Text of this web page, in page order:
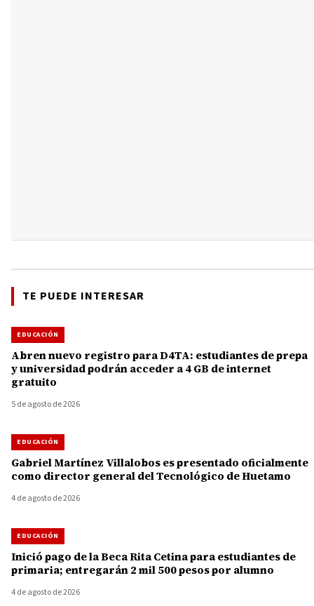
TE PUEDE INTERESAR
EDUCACIÓN
Abren nuevo registro para D4TA: estudiantes de prepa
y universidad podrán acceder a 4 GB de internet
gratuito
5 de agosto de 2026
EDUCACIÓN
Gabriel Martínez Villalobos es presentado oficialmente
como director general del Tecnológico de Huetamo
4 de agosto de 2026
EDUCACIÓN
Inició pago de la Beca Rita Cetina para estudiantes de
primaria; entregarán 2 mil 500 pesos por alumno
4 de agosto de 2026